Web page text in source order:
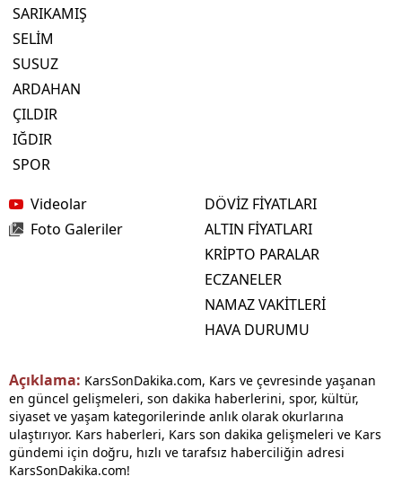
SARIKAMIŞ
SELİM
SUSUZ
ARDAHAN
ÇILDIR
IĞDIR
SPOR
Videolar
Foto Galeriler
DÖVİZ FİYATLARI
ALTIN FİYATLARI
KRİPTO PARALAR
ECZANELER
NAMAZ VAKİTLERİ
HAVA DURUMU
Açıklama: KarsSonDakika.com, Kars ve çevresinde yaşanan
en güncel gelişmeleri, son dakika haberlerini, spor, kültür,
siyaset ve yaşam kategorilerinde anlık olarak okurlarına
ulaştırıyor. Kars haberleri, Kars son dakika gelişmeleri ve Kars
gündemi için doğru, hızlı ve tarafsız haberciliğin adresi
KarsSonDakika.com!